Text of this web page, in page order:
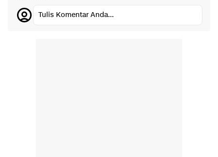
Tulis Komentar Anda...